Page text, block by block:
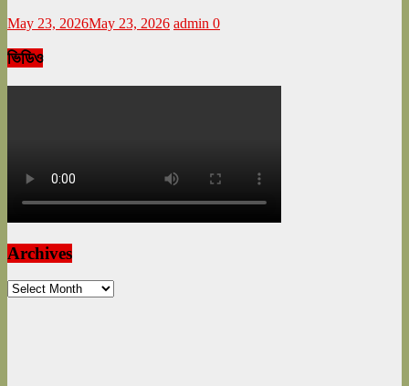
May 23, 2026May 23, 2026 admin 0
ভিডিও
Archives
Archives